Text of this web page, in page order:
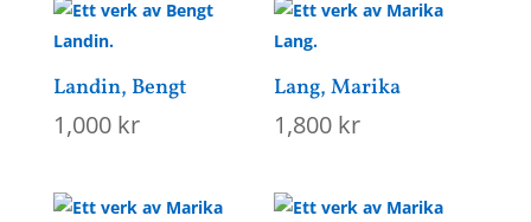
Landin, Bengt
1,000 kr
Lang, Marika
1,800 kr